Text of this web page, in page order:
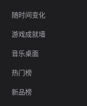
随时间变化
游戏成就墙
音乐桌面
热门榜
新品榜